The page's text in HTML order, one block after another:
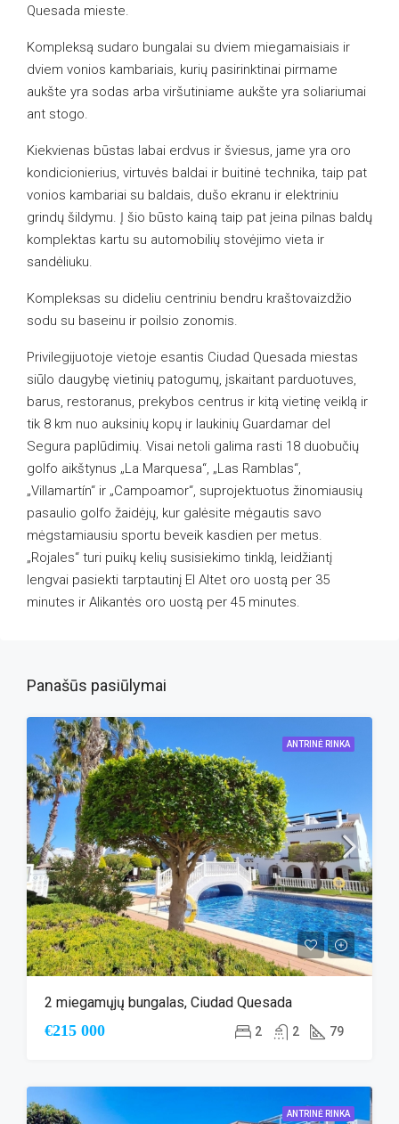
Quesada mieste.
Kompleksą sudaro bungalai su dviem miegamaisiais ir
dviem vonios kambariais, kurių pasirinktinai pirmame
aukšte yra sodas arba viršutiniame aukšte yra soliariumai
ant stogo.
Kiekvienas būstas labai erdvus ir šviesus, jame yra oro
kondicionierius, virtuvės baldai ir buitinė technika, taip pat
vonios kambariai su baldais, dušo ekranu ir elektriniu
grindų šildymu. Į šio būsto kainą taip pat įeina pilnas baldų
komplektas kartu su automobilių stovėjimo vieta ir
sandėliuku.
Kompleksas su dideliu centriniu bendru kraštovaizdžio
sodu su baseinu ir poilsio zonomis.
Privilegijuotoje vietoje esantis Ciudad Quesada miestas
siūlo daugybę vietinių patogumų, įskaitant parduotuves,
barus, restoranus, prekybos centrus ir kitą vietinę veiklą ir
tik 8 km nuo auksinių kopų ir laukinių Guardamar del
Segura paplūdimių. Visai netoli galima rasti 18 duobučių
golfo aikštynus „La Marquesa“, „Las Ramblas“,
„Villamartín“ ir „Campoamor“, suprojektuotus žinomiausių
pasaulio golfo žaidėjų, kur galėsite mėgautis savo
mėgstamiausiu sportu beveik kasdien per metus.
„Rojales“ turi puikų kelių susisiekimo tinklą, leidžiantį
lengvai pasiekti tarptautinį El Altet oro uostą per 35
minutes ir Alikantės oro uostą per 45 minutes.
Panašūs pasiūlymai
ANTRINĖ RINKA
2 miegamųjų bungalas, Ciudad Quesada
€215 000 2 2 79
ANTRINĖ RINKA